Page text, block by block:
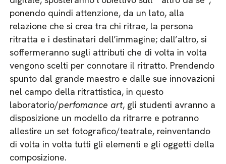
ponendo quindi attenzione, da un lato, alla
relazione che si crea tra chi ritrae, la persona
ritratta e i destinatari dell’immagine; dall’altro, si
soffermeranno sugli attributi che di volta in volta
vengono scelti per connotare il ritratto. Prendendo
spunto dal grande maestro e dalle sue innovazioni
nel campo della ritrattistica, in questo
laboratorio/perfomance art, gli studenti avranno a
disposizione un modello da ritrarre e potranno
allestire un set fotografico/teatrale, reinventando
di volta in volta tutti gli elementi e gli oggetti della
composizione.